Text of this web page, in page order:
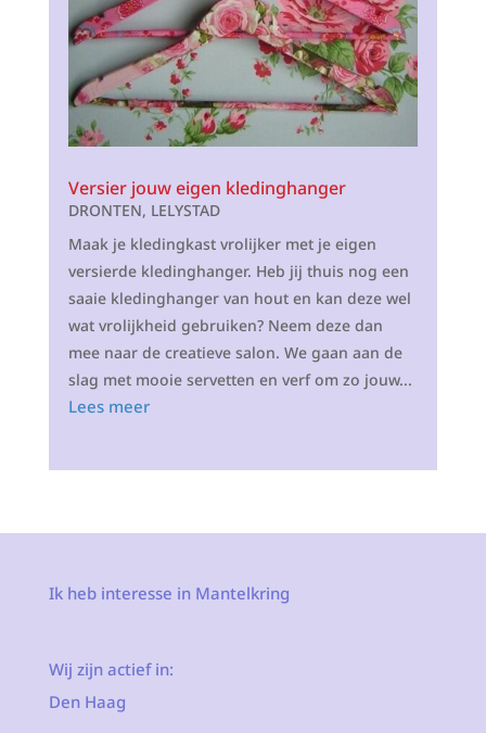
Versier jouw eigen kledinghanger
DRONTEN, LELYSTAD
Maak je kledingkast vrolijker met je eigen
versierde kledinghanger. Heb jij thuis nog een
saaie kledinghanger van hout en kan deze wel
wat vrolijkheid gebruiken? Neem deze dan
mee naar de creatieve salon. We gaan aan de
slag met mooie servetten en verf om zo jouw...
Lees meer
Ik heb interesse in Mantelkring
Wij zijn actief in:
Den Haag